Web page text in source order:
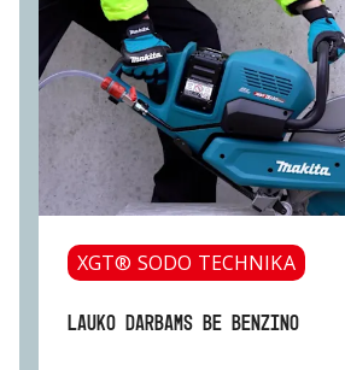
XGT® SODO TECHNIKA
LAUKO DARBAMS BE BENZINO